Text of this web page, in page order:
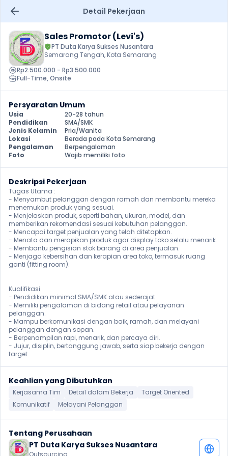
Detail Pekerjaan
Sales Promotor (Levi's)
PT Duta Karya Sukses Nusantara
Semarang Tengah, Kota Semarang
Rp2.500.000 - Rp3.500.000
Full-Time, Onsite
Persyaratan Umum
Usia
20-28 tahun
Pendidikan
SMA/SMK
Jenis Kelamin
Pria/Wanita
Lokasi
Berada pada Kota Semarang
Pengalaman
Berpengalaman
Foto
Wajib memiliki foto
Deskripsi Pekerjaan
Tugas Utama :
- Menyambut pelanggan dengan ramah dan membantu mereka
menemukan produk yang sesuai.
- Menjelaskan produk, seperti bahan, ukuran, model, dan
memberikan rekomendasi sesuai kebutuhan pelanggan.
- Mencapai target penjualan yang telah ditetapkan.
- Menata dan merapikan produk agar display toko selalu menarik.
- Membantu pengisian stok barang di area penjualan.
- Menjaga kebersihan dan kerapian area toko, termasuk ruang
ganti (fitting room).
Kualifikasi
- Pendidikan minimal SMA/SMK atau sederajat.
- Memiliki pengalaman di bidang retail atau pelayanan
pelanggan.
- Mampu berkomunikasi dengan baik, ramah, dan melayani
pelanggan dengan sopan.
- Berpenampilan rapi, menarik, dan percaya diri.
- Jujur, disiplin, bertanggung jawab, serta siap bekerja dengan
target.
Keahlian yang Dibutuhkan
Kerjasama Tim Detail dalam Bekerja
Target Oriented
Komunikatif
Melayani Pelanggan
Tentang Perusahaan
PT Duta Karya Sukses Nusantara
Outsourcing